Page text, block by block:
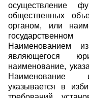
осуществление
общественных
органом, или
Наименованием
являющегося
наименование,
Наименование
указывается в